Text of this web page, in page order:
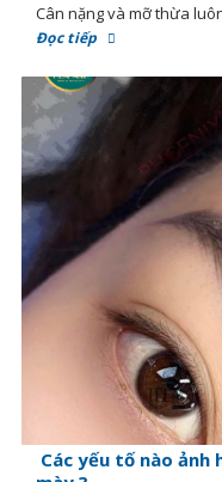
Cân nặng và mỡ thừa
Đọc tiếp
Các yếu tố nào ảnh